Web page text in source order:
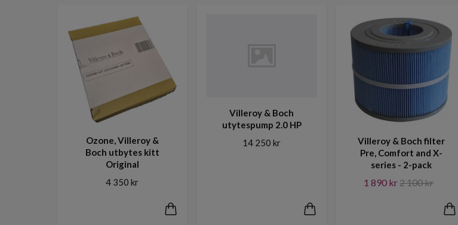
Ozone, Villeroy &
Boch utbytes kitt
Original
4 350 kr
Villeroy & Boch
utytespump 2.0 HP
14 250 kr
Villeroy & Boch filter
Pre, Comfort and X-
series - 2-pack
1 890 kr2 100 kr